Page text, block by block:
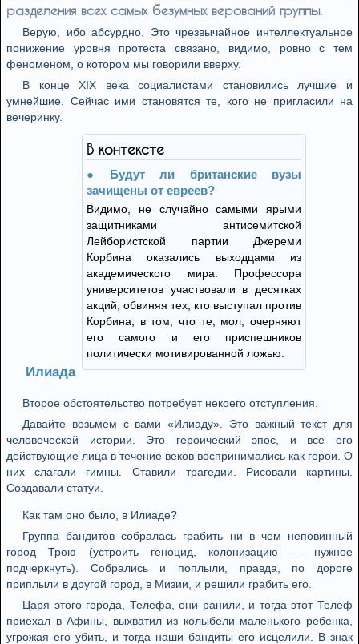
разделения всех самых безумных верований группы.
Верую, ибо абсурдно. Это чрезвычайное интеллектуальное
понижение уровня протеста связано, видимо, ровно с тем
феноменом, о котором мы говорили вверху.
В конце XIX века социалистами становились лучшие и
умнейшие. Сейчас ими становятся те, кого не пригласили на
вечеринку.
Илиада
В контексте
Будут ли британские вузы
зачищены от евреев?
Видимо, не случайно самыми ярыми
защитниками антисемитской
Лейбористской партии Джереми
Корбина оказались выходцами из
академического мира. Профессора
университетов участвовали в десятках
акций, обвиняя тех, кто выступал против
Корбина, в том, что те, мол, очерняют
его самого и его приспешников
политически мотивированной ложью.
Второе обстоятельство потребует некоего отступления.
Давайте возьмем с вами «Илиаду». Это важный текст для
человеческой истории. Это героический эпос, и все его
действующие лица в течение веков воспринимались как герои. О
них слагали гимны. Ставили трагедии. Рисовали картины.
Создавали статуи.
Как там оно было, в Илиаде?
Группа бандитов собралась грабить ни в чем неповинный
город Трою (устроить геноцид, колонизацию — нужное
подчеркнуть). Собрались и поплыли, правда, по дороге
приплыли в другой город, в Мизии, и решили грабить его.
Царя этого города, Телефа, они ранили, и тогда этот Телеф
приехал в Афины, выхватил из колыбели маленького ребенка,
угрожая его убить, и тогда наши бандиты его исцелили. В знак